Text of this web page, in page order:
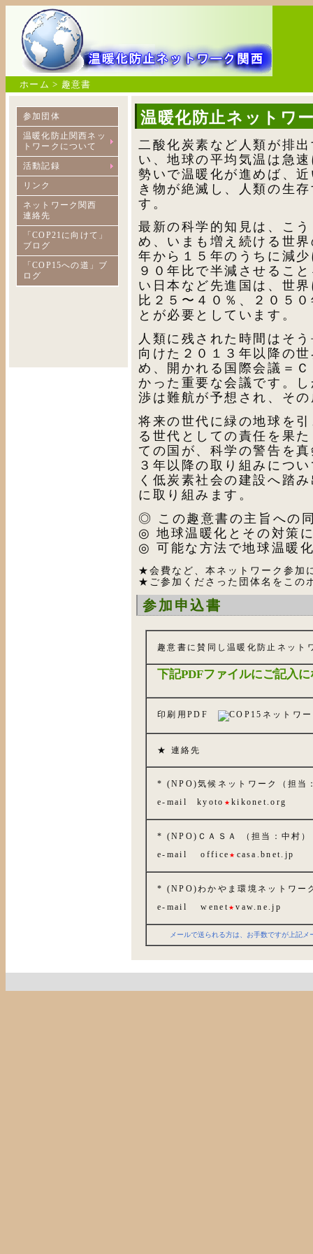
ホーム > 趣意書
参加団体
温暖化防止関西ネッ
トワークについて
活動記録
リンク
ネットワーク関西
連絡先
「COP21に向けて」
ブログ
「COP15への道」ブ
ログ
温暖化防止ネットワ
二酸化炭素など人類が排
い、地球の平均気温は急
勢いで温暖化が進めば、
き物が絶滅し、人類の生
す。
最新の科学的知見は、こ
め、いまも増え続ける世
年から１５年のうちに減
９０年比で半減させるこ
い日本など先進国は、世
比２５〜４０％、２０５
とが必要としています。
人類に残された時間はそ
向けた２０１３年以降の
め、開かれる国際会議＝
かった重要な会議です。
渉は難航が予想され、そ
将来の世代に緑の地球を
る世代としての責任を果
ての国が、科学の警告を
３年以降の取り組みにつ
く低炭素社会の建設へ踏
に取り組みます。
◎ この趣意書の主旨への
◎ 地球温暖化とその対策
◎ 可能な方法で地球温暖
★会費など、本ネットワーク参加
★ご参加くださった団体名をこの
参加申込書
趣意書に賛同し温暖化防止ネット
下記PDFファイルにご記入
印刷用PDF
★ 連絡先
* (NPO)気候ネットワーク（担当
e-mail kyoto ★ kikonet.org
* (NPO)ＣＡＳＡ （担当：中村）
e-mail office ★ casa.bnet.jp
* (NPO)わかやま環境ネットワー
e-mail wenet ★vaw.ne.jp
メールで送られる方は、お手数ですが上記メ